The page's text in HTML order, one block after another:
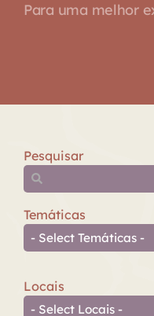
Para uma melhor
Pesquisar
Temáticas
Locais